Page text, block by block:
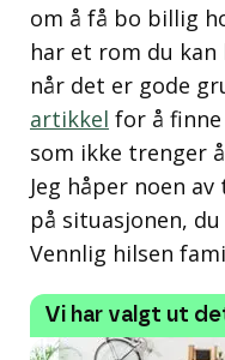
om å få bo billig
har et rom du
når det er gode
artikkel for å
som ikke trenger
Jeg håper noen
på situasjonen,
Vennlig hilsen
Vi har valgt ut